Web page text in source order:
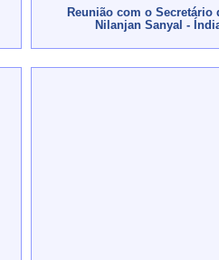
Reunião com o Secretário
Nilanjan Sanyal -